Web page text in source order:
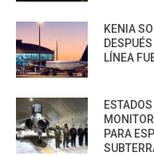
KENIA
LÍNEA
PARA